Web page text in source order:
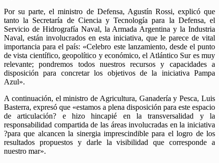
Por su parte, el ministro de Defensa, Agustín Rossi, explicó que
tanto la Secretaría de Ciencia y Tecnología para la Defensa, el
Servicio de Hidrografía Naval, la Armada Argentina y la Industria
Naval, están involucrados en esta iniciativa, que le parece de vital
importancia para el país: «Celebro este lanzamiento, desde el punto
de vista científico, geopolítico y económico, el Atlántico Sur es muy
relevante; pondremos todos nuestros recursos y capacidades a
disposición para concretar los objetivos de la iniciativa Pampa
Azul».
A continuación, el ministro de Agricultura, Ganadería y Pesca, Luis
Basterra, expresó que «estamos a plena disposición para este espacio
de articulación? e hizo hincapié en la transversalidad y la
responsabilidad compartida de las áreas involucradas en la iniciativa
?para que alcancen la sinergia imprescindible para el logro de los
resultados propuestos y darle la visibilidad que corresponde a
nuestro mar».